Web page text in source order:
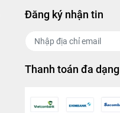
Đăng ký nhận tin
Thanh toán đa dạng